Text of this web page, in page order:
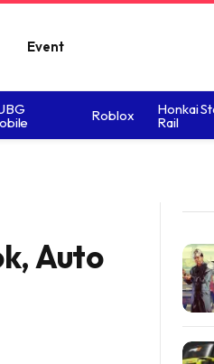
Event
Roblox Honkai
Rail
Auto